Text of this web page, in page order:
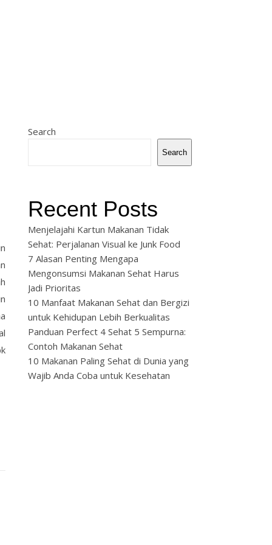
Search
Search
Recent Posts
Menjelajahi Kartun Makanan Tidak
Sehat: Perjalanan Visual ke Junk Food
7 Alasan Penting Mengapa
Mengonsumsi Makanan Sehat Harus
Jadi Prioritas
10 Manfaat Makanan Sehat dan Bergizi
untuk Kehidupan Lebih Berkualitas
Panduan Perfect 4 Sehat 5 Sempurna:
Contoh Makanan Sehat
10 Makanan Paling Sehat di Dunia yang
Wajib Anda Coba untuk Kesehatan